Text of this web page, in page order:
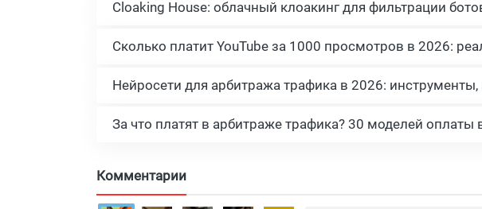
Нейросети для арбитража трафика в 2026:
За что платят в арбитраже трафика? 30 моделей оплаты
Комментарии